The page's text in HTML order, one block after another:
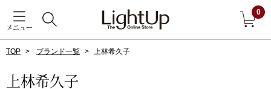
メニュー
0
TOP ブランド一覧 上林希久子
上林希久子